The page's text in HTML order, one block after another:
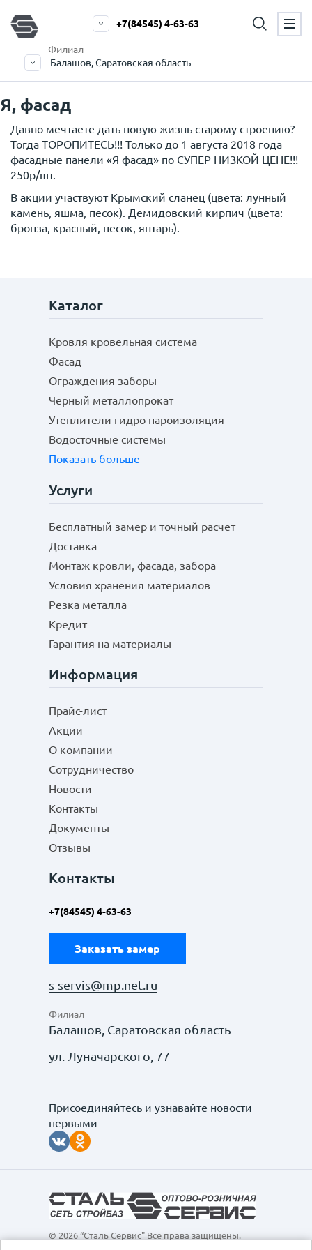
Филиал
Балашов, Саратовская область
+7(84545) 4-63-63
Я, фасад
Давно мечтаете дать новую жизнь старому строению?
Тогда ТОРОПИТЕСЬ!!! Только до 1 августа 2018 года
фасадные панели «Я фасад» по СУПЕР НИЗКОЙ ЦЕНЕ!!!
250р/шт.
В акции участвуют Крымский сланец (цвета: лунный
камень, яшма, песок). Демидовский кирпич (цвета:
бронза, красный, песок, янтарь).
Каталог
Кровля кровельная система
Фасад
Ограждения заборы
Черный металлопрокат
Утеплители гидро пароизоляция
Водосточные системы
Показать больше
Услуги
Бесплатный замер и точный расчет
Доставка
Монтаж кровли, фасада, забора
Условия хранения материалов
Резка металла
Кредит
Гарантия на материалы
Информация
Прайс-лист
Акции
О компании
Сотрудничество
Новости
Контакты
Документы
Отзывы
Контакты
+7(84545) 4-63-63
Заказать замер
s-servis@mp.net.ru
Филиал
Балашов, Саратовская область
ул. Луначарского, 77
Присоединяйтесь и узнавайте новости
первыми
© 2026 “Сталь Сервис" Все права защищены.